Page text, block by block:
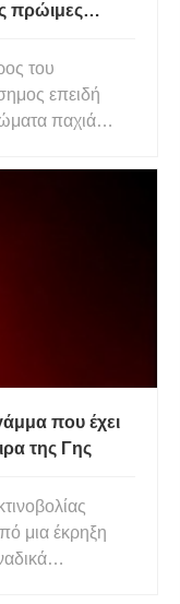
πρώιμες
του
επειδή
παχιά
σωματίδια
που έχει
της Γης
μια έκρηξη